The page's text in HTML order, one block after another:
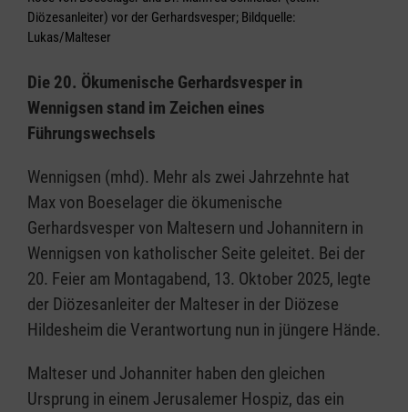
Diözesanleiter) vor der Gerhardsvesper; Bildquelle:
Lukas/Malteser
Die 20. Ökumenische Gerhardsvesper in
Wennigsen stand im Zeichen eines
Führungswechsels
Wennigsen (mhd). Mehr als zwei Jahrzehnte hat
Max von Boeselager die ökumenische
Gerhardsvesper von Maltesern und Johannitern in
Wennigsen von katholischer Seite geleitet. Bei der
20. Feier am Montagabend, 13. Oktober 2025, legte
der Diözesanleiter der Malteser in der Diözese
Hildesheim die Verantwortung nun in jüngere Hände.
Malteser und Johanniter haben den gleichen
Ursprung in einem Jerusalemer Hospiz, das ein